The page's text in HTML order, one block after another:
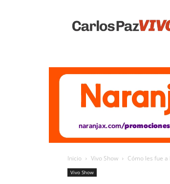
Vivo
Inicio Vivo Show Cómo les fue
Vivo Show